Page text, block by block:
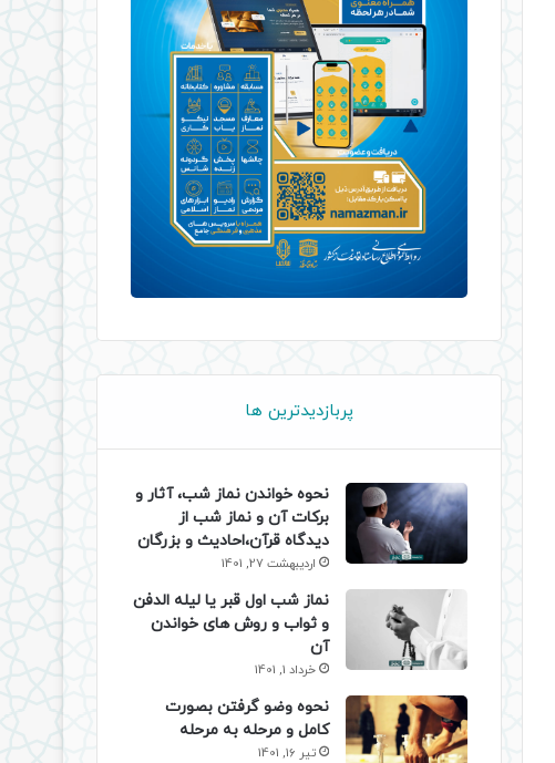
پربازدیدترین ها
نحوه خواندن نماز شب، آثار و
برکات آن و نماز شب از
دیدگاه قرآن،احادیث و بزرگان
اردیبهشت 27, 1401
نماز شب اول قبر یا لیله الدفن
و ثواب و روش های خواندن
آن
خرداد 1, 1401
نحوه وضو گرفتن بصورت
کامل و مرحله به مرحله
تیر 16, 1401